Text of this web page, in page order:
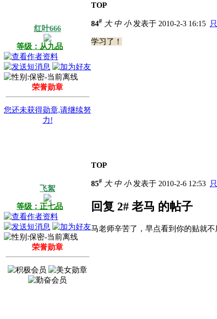
TOP
红叶666
等级：从九品
荣誉勋章
您还未获得勋章,请继续努
力!
84# 大 中 小发表于 2010-2-3 16:15
学习了！
TOP
飞絮
等级：正七品
荣誉勋章
85# 大 中 小发表于 2010-2-6 12:53
回复 2# 老马 的帖子
马老师辛苦了，早点看到你的贴就